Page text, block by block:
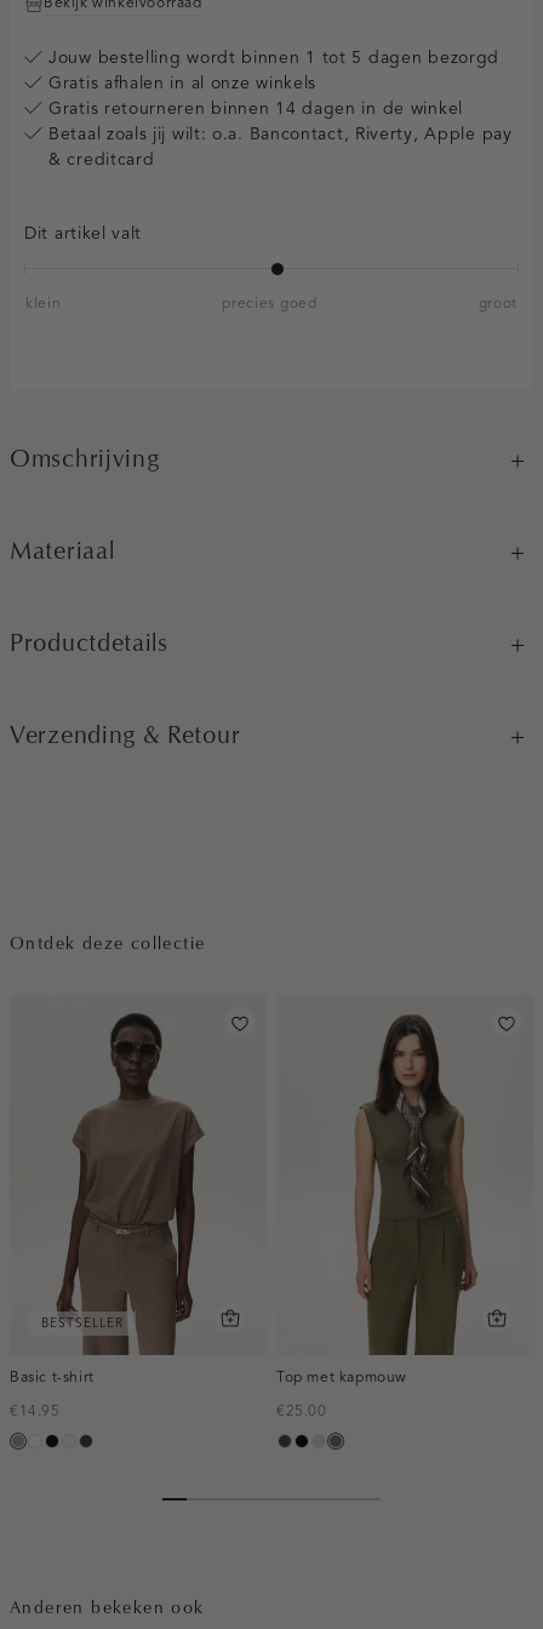
Jouw bestelling wordt binnen 1 tot 5 dagen bezorgd
Gratis afhalen in al onze winkels
Gratis retourneren binnen 14 dagen in de winkel
Betaal zoals jij wilt: o.a. Bancontact, Riverty, Apple pay
& creditcard
Dit artikel valt
klein precies goed groot
Omschrijving
Materiaal
Productdetails
Verzending & Retour
Ontdek deze collectie
BESTSELLER
Basic t-shirt
€14.95
taupe,
witzwart
kit,bordeaux,
Top met kapmouw
€25.00
choco
zwarttaupe,
groen,
Anderen bekeken ook